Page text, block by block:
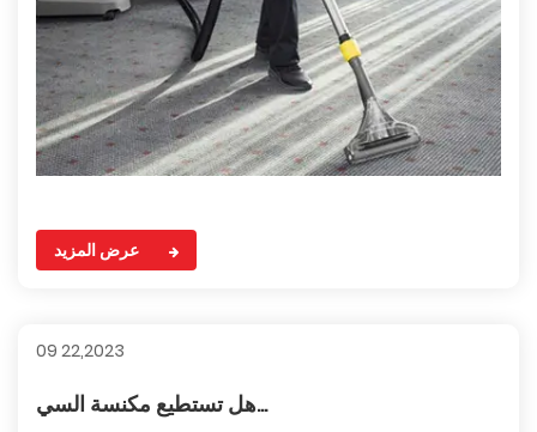
09 22,2023
هل تستطيع مكنسة السي...